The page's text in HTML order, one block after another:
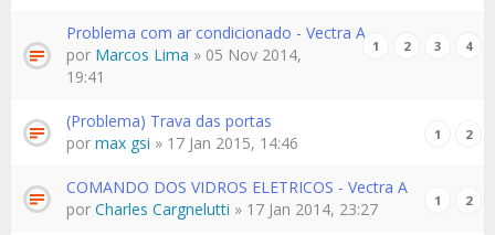
Problema com ar condicionado - Vectra A
1 2 3 4
por Marcos Lima » 05 Nov 2014,
19:41
(Problema) Trava das portas
1 2
por max gsi » 17 Jan 2015, 14:46
COMANDO DOS VIDROS ELETRICOS - Vectra A
1 2
por Charles Cargnelutti » 17 Jan 2014, 23:27